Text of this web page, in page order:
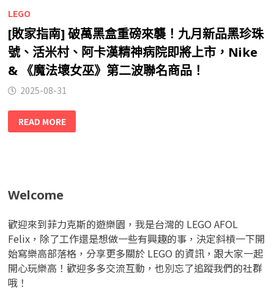
LEGO
[敗家指南] 破萬黑盒重磅來襲！九月新品黑珍珠
號、活米村、阿卡漢精神病院即將上市，Nike
& 《魔法壞女巫》第二波聯名商品！
2025-08-31
READ MORE
Welcome
歡迎來到菲力克斯的遊樂園，我是台灣的 LEGO AFOL
Felix，除了工作還是想做一些有興趣的事，決定斜槓一下開
始寫樂高部落格，分享更多關於 LEGO 的資訊，跟大家一起
開心玩樂高！歡迎多多交流互動，也別忘了追蹤我們的社群
哦！